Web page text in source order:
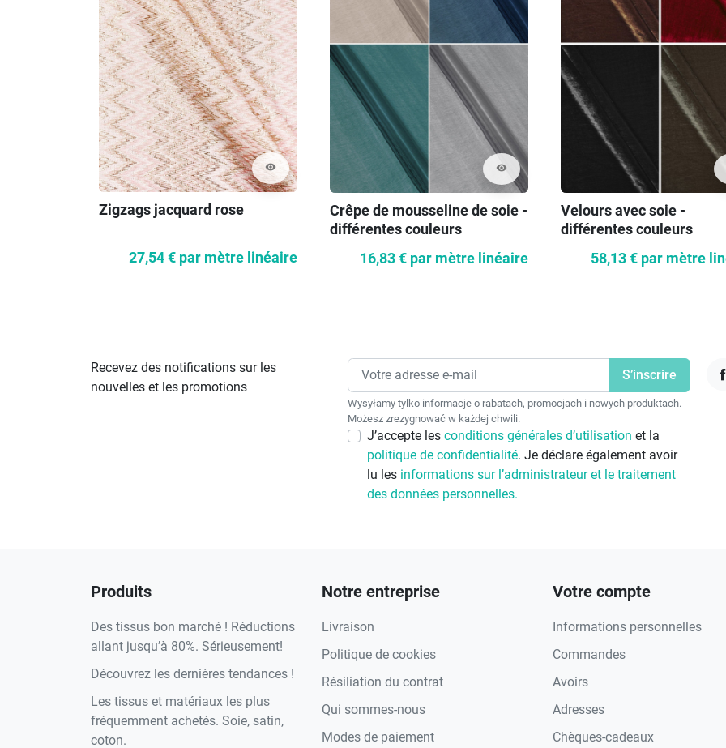
visibility
Zigzags jacquard rose
27,54 € par mètre linéaire
visibility
Crêpe de mousseline de soie -
différentes couleurs
16,83 € par mètre linéaire
Velours avec soie -
différentes couleurs
58,13 € par mètre
Recevez des notifications sur les
nouvelles et les promotions
Wysyłamy tylko informacje o rabatach, promocjach i nowych produktach.
Możesz zrezygnować w każdej chwili.
J’accepte les conditions générales d’utilisation et la
politique de confidentialité. Je déclare également avoir
lu les informations sur l’administrateur et le traitement
des données personnelles.
Produits
Des tissus bon marché ! Réductions
allant jusqu’à 80%. Sérieusement!
Découvrez les dernières tendances !
Les tissus et matériaux les plus
fréquemment achetés. Soie, satin,
coton.
Notre entreprise
Livraison
Politique de cookies
Résiliation du contrat
Qui sommes-nous
Modes de paiement
Votre compte
Informations personnelles
Commandes
Avoirs
Adresses
Chèques-cadeaux